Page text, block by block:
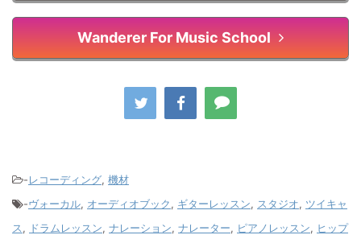
Wanderer For Music School
-レコーディング, 機材
-ヴォーカル, オーディオブック, ギターレッスン, スタジオ, ツイキャ
ス, ドラムレッスン, ナレーション, ナレーター, ピアノレッスン, ヒップ